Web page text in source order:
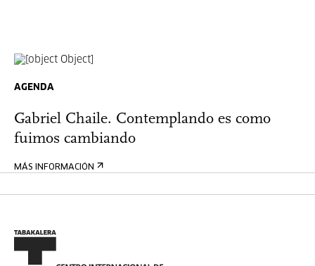
AGENDA
Gabriel Chaile. Contemplando es como
fuimos cambiando
MÁS INFORMACIÓN